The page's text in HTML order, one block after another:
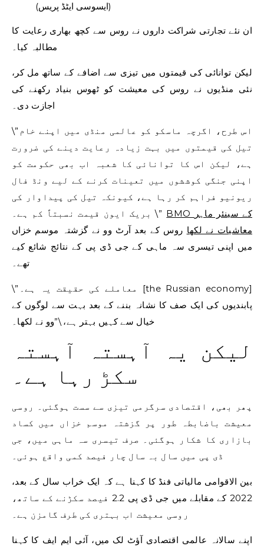
(ایسوسی ایٹڈ پریس)
ان نئے تجارتی شراکت داروں نے روس سے کچھ بھاری رعایت کا
مطالبہ کیا۔
لیکن توانائی کی قیمتوں میں تیزی سے اضافے کے ساتھ مل کر،
نئی منڈیوں نے روس کی معیشت کو ٹھوس بنیاد رکھنے کی
اجازت دی۔
\”اس طرح، اگرچہ ماسکو کو عالمی منڈی میں اپنے خام
تیل کی قیمتوں میں بہت زیادہ رعایت دینے کی ضرورت
ہے، لیکن اس کا توانائی کا شعبہ اب بھی حکومت کو
اپنی جنگی کوششوں میں تعینات کرنے کے لیے ونڈ فال
ریونیو فراہم کر رہا ہے، کیونکہ تیل کی پیداوار کی
بریک ایون قیمت نسبتاً کم ہے۔ \” BMO کے سینئر ماہر
معاشیات نے لکھا روس کے بعد آرٹ وو نے گزشتہ موسم خزاں
میں اپنی تیسری سہ ماہی کے جی ڈی پی کے نتائج شائع کیے
تھے۔
\”معاملے کی حقیقت یہ ہے۔ [the Russian economy]
پابندیوں کی ایک صف کا نشانہ بننے کے بعد بہت سے لوگوں کے
خیال سے کہیں بہتر ہے، \”وو نے لکھا۔
لیکن یہ آہستہ آہستہ
سکڑ رہا ہے۔
پھر بھی، اقتصادی سرگرمی تیزی سے سست ہوگئی۔ روسی
معیشت باضابطہ طور پر گزشتہ موسم خزاں میں کساد
بازاری کا شکار ہوگئی۔ صرف تیسری سہ ماہی میں، جی
ڈی پی میں سال بہ سال چار فیصد کمی واقع ہوئی۔
بین الاقوامی مالیاتی فنڈ کا کہنا ہے کہ ایک خراب سال کے بعد،
2022 کے مقابلے میں جی ڈی پی 2.2 فیصد سکڑنے کے ساتھ،
روسی معیشت اب بہتری کی طرف گامزن ہے۔
اپنے سالانہ عالمی اقتصادی آؤٹ لک میں، آئی ایم ایف کا کہنا